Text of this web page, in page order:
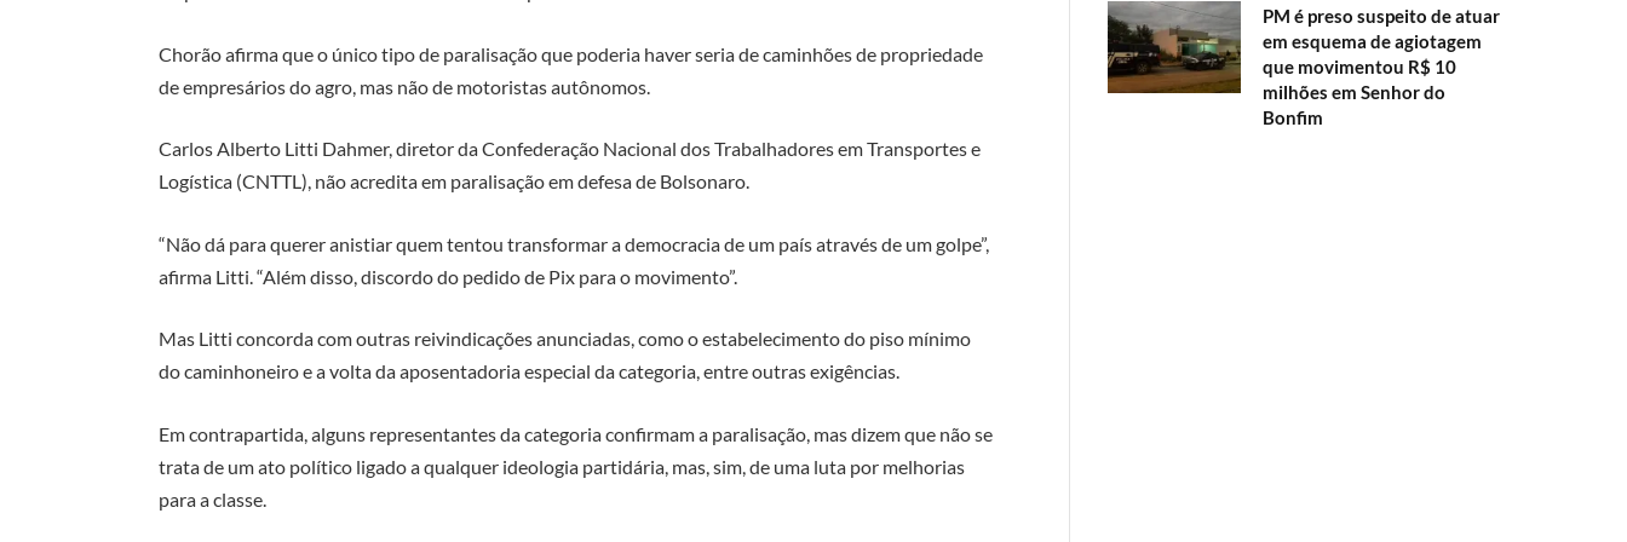
Chorão afirma que o único tipo de paralisação que poderia haver seria de caminhões de propriedade
de empresários do agro, mas não de motoristas autônomos.
Carlos Alberto Litti Dahmer, diretor da Confederação Nacional dos Trabalhadores em Transportes e
Logística (CNTTL), não acredita em paralisação em defesa de Bolsonaro.
“Não dá para querer anistiar quem tentou transformar a democracia de um país através de um golpe”,
afirma Litti. “Além disso, discordo do pedido de Pix para o movimento”.
Mas Litti concorda com outras reivindicações anunciadas, como o estabelecimento do piso mínimo
do caminhoneiro e a volta da aposentadoria especial da categoria, entre outras exigências.
Em contrapartida, alguns representantes da categoria confirmam a paralisação, mas dizem que não se
trata de um ato político ligado a qualquer ideologia partidária, mas, sim, de uma luta por melhorias
para a classe.
PM é preso suspeito de atuar
em esquema de agiotagem
que movimentou R$ 10
milhões em Senhor do
Bonfim